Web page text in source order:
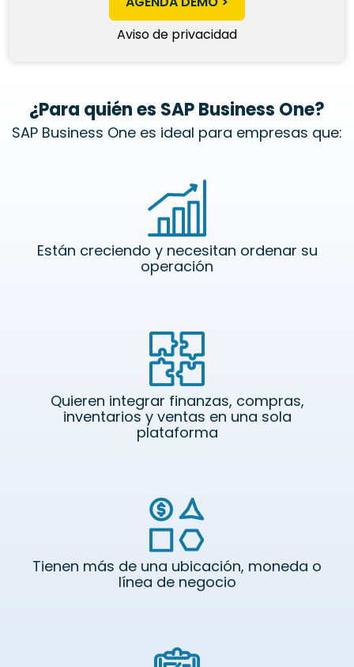
Aviso de privacidad
¿Para quién es SAP Business One?
SAP Business One es ideal para empresas que:
Están creciendo y necesitan ordenar su
operación
Quieren integrar finanzas, compras,
inventarios y ventas en una sola
plataforma
Tienen más de una ubicación, moneda o
línea de negocio